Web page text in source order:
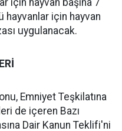
için hayvan başına 7
hayvanlar için hayvan
uygulanacak.
Emniyet Teşkilatına
de içeren Bazı
Dair Kanun Teklifi'ni